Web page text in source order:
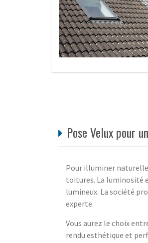
Pose Velux pour
Pour illuminer
toitures. La luminosité
lumineux. La société
experte.
Vous aurez le choix
rendu esthétique et